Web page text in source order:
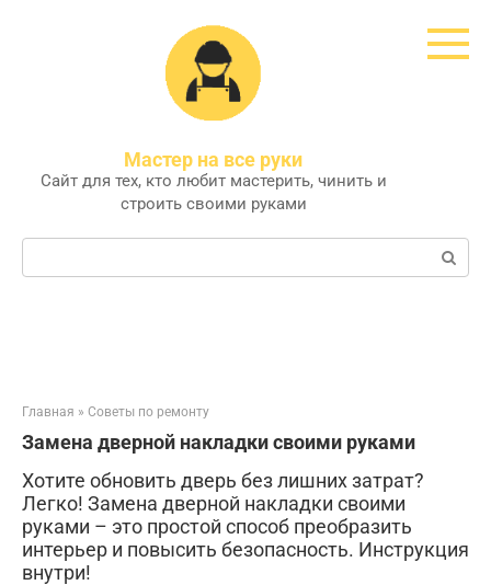
Мастер на все руки
Сайт для тех, кто любит мастерить, чинить и
строить своими руками
Поиск:
Главная » Советы по ремонту
Замена дверной накладки своими руками
Хотите обновить дверь без лишних затрат?
Легко! Замена дверной накладки своими
руками – это простой способ преобразить
интерьер и повысить безопасность. Инструкция
внутри!